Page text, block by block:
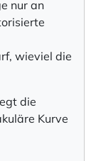
nur an
wieviel die
die
Kurve